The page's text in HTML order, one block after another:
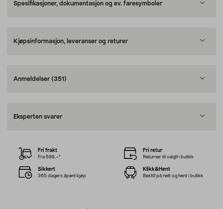
Spesifikasjoner, dokumentasjon og ev. faresymboler
Kjøpsinformasjon, leveranser og returer
Anmeldelser (351)
Eksperten svarer
Fri frakt
Fra 599,–*
Fri retur
Returner til valgfri butikk
Sikkert
365 dagers åpent kjøp
Klikk&Hent
Bestill på nett og hent i butikk